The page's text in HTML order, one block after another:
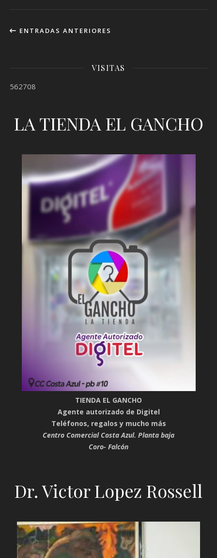
ENTRADAS ANTERIORES
VISITAS
562708
LA TIENDA EL GANCHO
TIENDA EL GANCHO
Agente autorizado de Digitel
Teléfonos, regalos y mucho más
Centro Comercial Costa Azul. Planta baja
Coro- Falcón
Dr. Victor Lopez Rossell